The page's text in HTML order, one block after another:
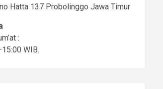
Hatta 137 Probolinggo Jawa Timur
:
WIB.